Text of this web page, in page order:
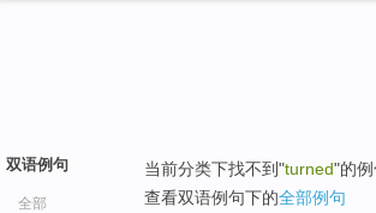
双语例句
全部
当前分类下找不到"turned"的例
查看双语例句下的全部例句